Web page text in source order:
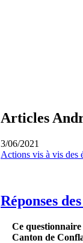
Articles
3/06/2021
Actions vis à vis des
Réponses
Ce questionnaire
Canton de